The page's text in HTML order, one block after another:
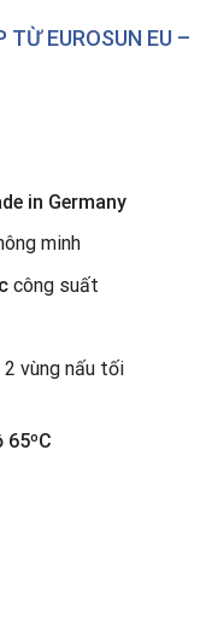
TỪ EUROSUN EU –
in Germany
minh
công suất
vùng nấu tối